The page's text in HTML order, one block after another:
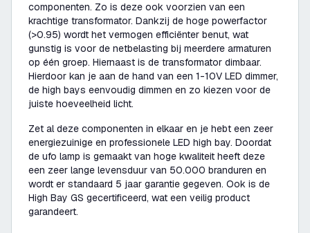
componenten. Zo is deze ook voorzien van een
krachtige transformator. Dankzij de hoge powerfactor
(>0.95) wordt het vermogen efficiënter benut, wat
gunstig is voor de netbelasting bij meerdere armaturen
op één groep. Hiernaast is de transformator dimbaar.
Hierdoor kan je aan de hand van een 1-10V LED dimmer,
de high bays eenvoudig dimmen en zo kiezen voor de
juiste hoeveelheid licht.
Zet al deze componenten in elkaar en je hebt een zeer
energiezuinige en professionele LED high bay. Doordat
de ufo lamp is gemaakt van hoge kwaliteit heeft deze
een zeer lange levensduur van 50.000 branduren en
wordt er standaard 5 jaar garantie gegeven. Ook is de
High Bay GS gecertificeerd, wat een veilig product
garandeert.